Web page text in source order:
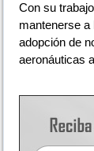
Con su
mantenerse a
adopción de
aeronáuticas